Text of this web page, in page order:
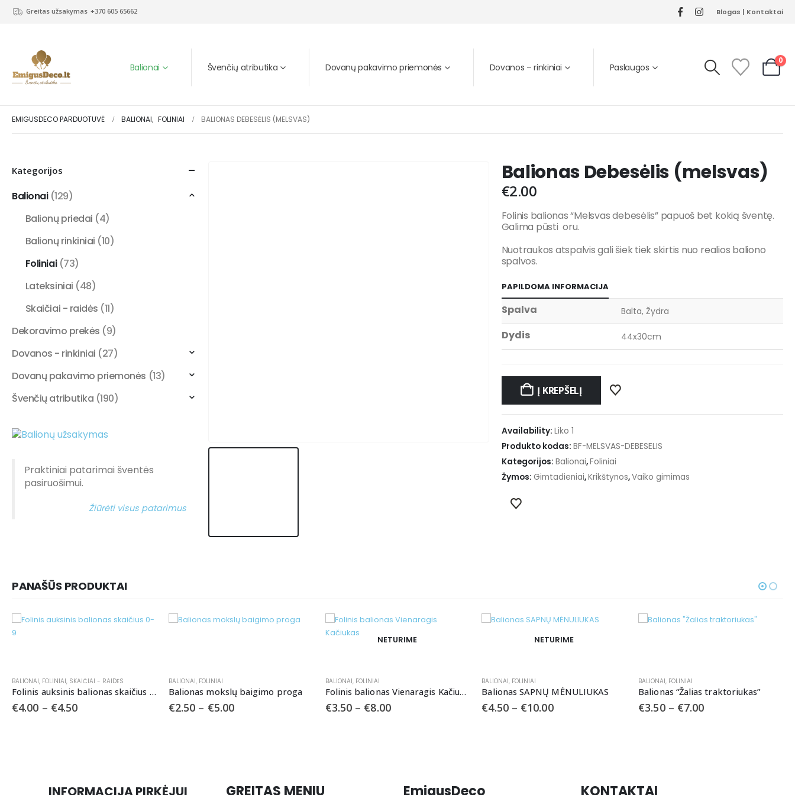
Greitas užsakymas +370 605 65662 Blogas | Kontaktai
Balionai Švenčių atributika Dovanų pakavimo priemonės Dovanos – rinkiniai Paslaugos
0
EMIGUSDECO PARDUOTUVĖ BALIONAI, FOLINIAI BALIONAS DEBESĖLIS (MELSVAS)
Balionas Debesėlis (melsvas)
€2.00
Folinis balionas “Melsvas debesėlis” papuoš bet kokią šventę.
Galima pūsti oru.
Nuotraukos atspalvis gali šiek tiek skirtis nuo realios baliono
spalvos.
PAPILDOMA INFORMACIJA
Spalva Balta, Žydra
Dydis 44x30cm
Į KREPŠELĮ
Availability: Liko 1
Produkto kodas: BF-MELSVAS-DEBESELIS
Kategorijos: Balionai,Foliniai
Žymos: Gimtadieniai,Krikštynos,Vaiko gimimas
Kategorijos
Balionai (129)
Balionų priedai (4)
Balionų rinkiniai (10)
Foliniai (73)
Lateksiniai (48)
Skaičiai - raidės (11)
Dekoravimo prekės (9)
Dovanos - rinkiniai (27)
Dovanų pakavimo priemonės (13)
Švenčių atributika (190)
Praktiniai patarimai šventės
pasiruošimui.
Žiūrėti visus patarimus
PANAŠŪS PRODUKTAI
BALIONAI, FOLINIAI, SKAIČIAI - RAIDĖS
Folinis auksinis balionas skaičius 0-9
€4.00 – €4.50
BALIONAI, FOLINIAI
Balionas mokslų baigimo proga
€2.50 – €5.00
NETURIME
BALIONAI, FOLINIAI
Folinis balionas Vienaragis Kačiukas
€3.50 – €8.00
NETURIME
BALIONAI, FOLINIAI
Balionas SAPNŲ MĖNULIUKAS
€4.50 – €10.00
BALIONAI, FOLINIAI
Balionas “Žalias traktoriukas”
€3.50 – €7.00
INFORMACIJA PIRKĖJUI GREITAS MENIU EmigusDeco KONTAKTAI